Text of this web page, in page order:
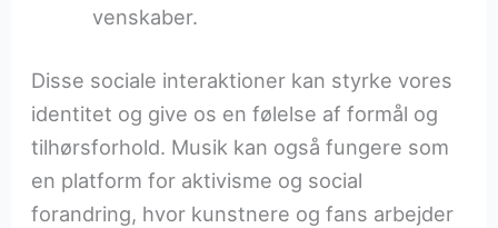
venskaber.
Disse sociale interaktioner kan styrke vores
identitet og give os en følelse af formål og
tilhørsforhold. Musik kan også fungere som
en platform for aktivisme og social
forandring, hvor kunstnere og fans arbejder